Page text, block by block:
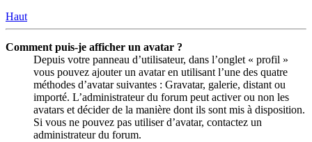
Haut
Comment puis-je afficher un avatar ?
Depuis votre panneau d’utilisateur, dans l’onglet « profil »
vous pouvez ajouter un avatar en utilisant l’une des quatre
méthodes d’avatar suivantes : Gravatar, galerie, distant ou
importé. L’administrateur du forum peut activer ou non les
avatars et décider de la manière dont ils sont mis à disposition.
Si vous ne pouvez pas utiliser d’avatar, contactez un
administrateur du forum.